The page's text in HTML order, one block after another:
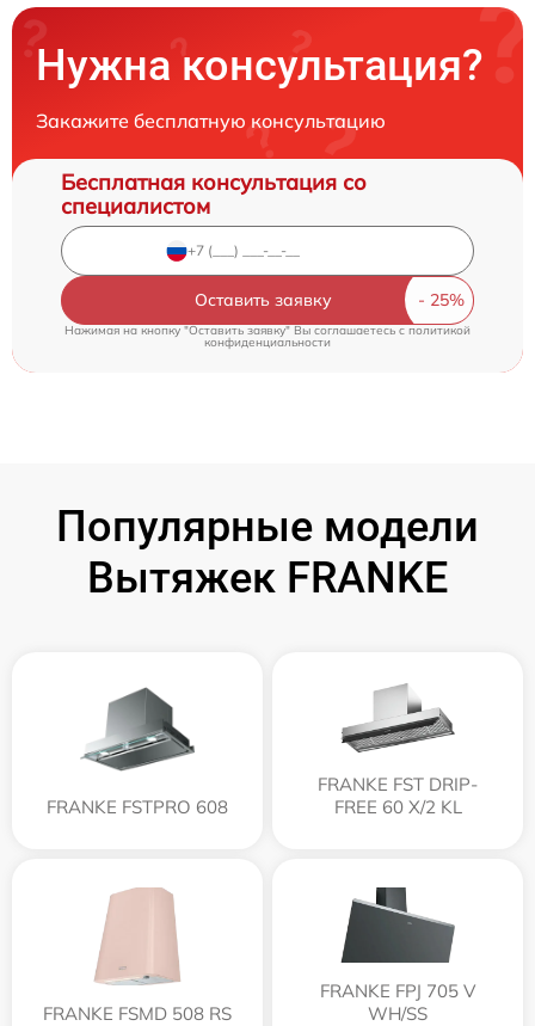
Нужна консультация?
Закажите бесплатную консультацию
Бесплатная консультация со
специалистом
Оставить заявку
Нажимая на кнопку "Оставить заявку" Вы соглашаетесь cполитикой
конфиденциальности
Популярные модели
Вытяжек FRANKE
FRANKE FSTPRO 608
FRANKE FST DRIP-
FREE 60 X/2 KL
FRANKE FSMD 508 RS
FRANKE FPJ 705 V
WH/SS